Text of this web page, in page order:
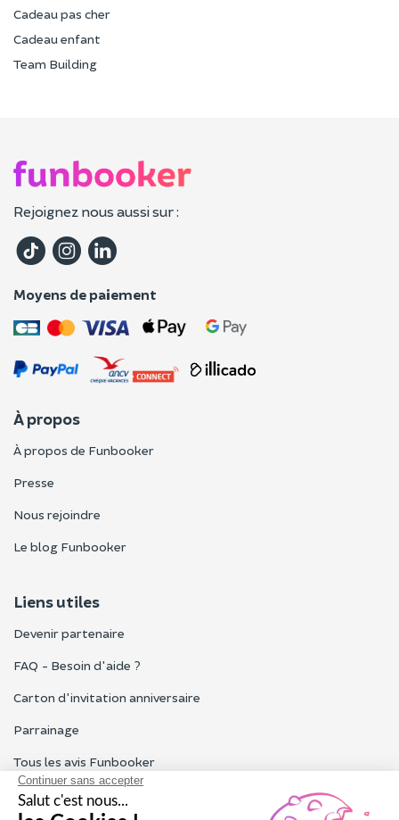
Cadeau pas cher
Cadeau enfant
Team Building
Rejoignez nous aussi sur :
Moyens de paiement
À propos
À propos de Funbooker
Presse
Nous rejoindre
Le blog Funbooker
Liens utiles
Devenir partenaire
FAQ - Besoin d'aide ?
Carton d'invitation anniversaire
Parrainage
Tous les avis Funbooker